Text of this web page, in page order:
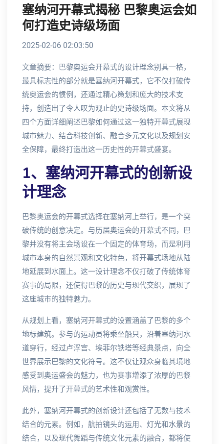
塞纳河开幕式揭秘 巴黎奥运会如
何打造史诗级场面
2025-02-06 02:03:50
文章摘要：巴黎奥运会开幕式的设计理念别具一格，
最具标志性的部分就是塞纳河开幕式，它不仅打破传
统奥运会的惯例，还通过精心策划和庞大的技术支
持，创造出了令人叹为观止的史诗级场面。本文将从
四个方面详细阐述巴黎如何通过这一独特开幕式展现
城市魅力、结合科技创新、融合多元文化以及规划安
全保障，最终打造出这一历史性的开幕式盛宴。
1、塞纳河开幕式的创新设
计理念
巴黎奥运会的开幕式选择在塞纳河上举行，是一个突
破传统的创意决定。与历届奥运会的开幕式不同，巴
黎并没有将主会场设在一个固定的体育场，而是利用
城市本身的自然景观和文化特色，将开幕式场地从陆
地延展到水面上。这一设计理念不仅打破了传统体育
赛事的局限，还使得巴黎的历史与现代交织，展现了
这座城市的独特魅力。
从规划上看，塞纳河开幕式的设置涵盖了巴黎的多个
地标建筑。参与的运动员将乘坐船只，沿着塞纳河水
道穿行，经过卢浮宫、埃菲尔铁塔等经典景点，向全
世界展示巴黎的文化符号。这不仅让观众身临其境地
感受到奥运盛会的魅力，也为赛事增添了浓厚的巴黎
风情，提升了开幕式的艺术性和观赏性。
此外，塞纳河开幕式的创新设计还包括了无数与技术
结合的元素。例如，航拍镜头的运用、灯光和水景的
结合，以及现代舞蹈与传统文化元素的融合，都将使